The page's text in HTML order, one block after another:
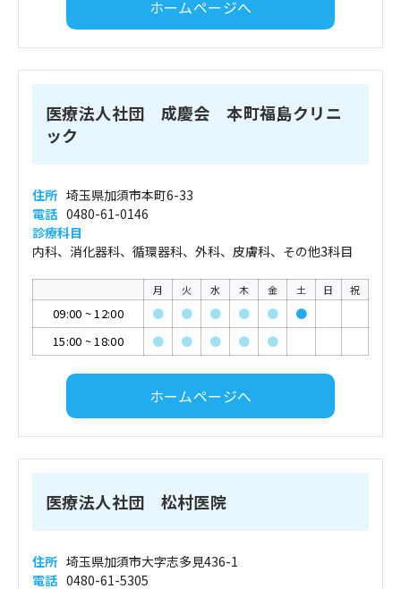
ホームページへ
医療法人社団 成慶会 本町福島クリニ
ック
住所 埼玉県加須市本町6-33
電話 0480-61-0146
診療科目
内科、消化器科、循環器科、外科、皮膚科、その他3科目
月 火 水 木 金 土 日 祝
09:00 ~12:00 ● ● ● ● ●
●
15:00 ~18:00 ● ● ● ● ●
ホームページへ
医療法人社団 松村医院
住所 埼玉県加須市大字志多見436-1
電話 0480-61-5305